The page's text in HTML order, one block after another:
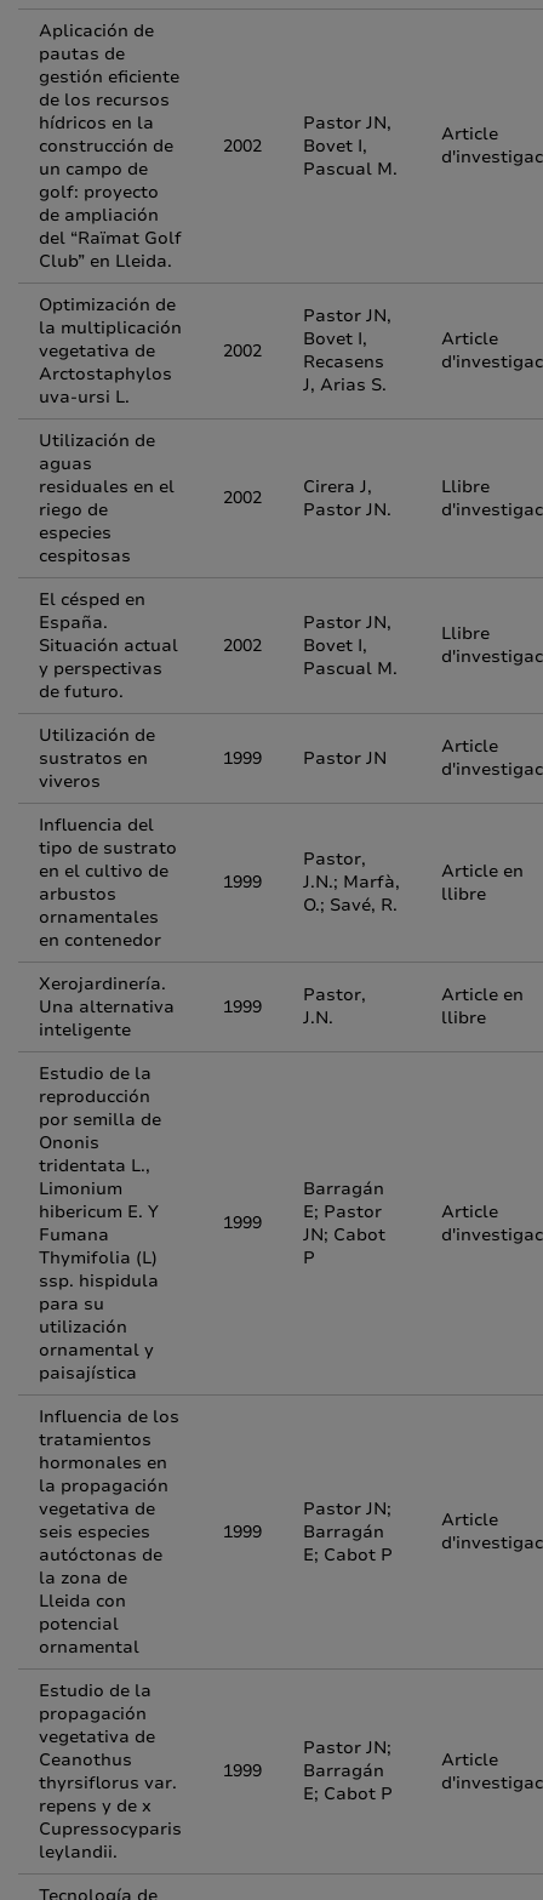
Aplicación de
pautas de
gestión eficiente
de los recursos
hídricos en la
construcción de
un campo de
golf: proyecto
de ampliación
del “Raïmat Golf
Club” en Lleida.
2002
Pastor JN,
Bovet I,
Pascual M.
Article
Optimización de
la multiplicación
vegetativa de
Arctostaphylos
uva-ursi L.
2002
Pastor JN,
Bovet I,
Recasens
J, Arias S.
Article
Utilización de
aguas
residuales en el
riego de
especies
cespitosas
2002
Cirera J,
Pastor JN.
Llibre
El césped en
España.
Situación actual
y perspectivas
de futuro.
2002
Pastor JN,
Bovet I,
Pascual M.
Llibre
Utilización de
sustratos en
viveros
1999 Pastor JN
Article
Influencia del
tipo de sustrato
en el cultivo de
arbustos
ornamentales
en contenedor
1999
Pastor,
J.N.; Marfà,
O.; Savé, R.
Article en
llibre
Xerojardinería.
Una alternativa
inteligente
1999
Pastor,
J.N.
Article en
llibre
Estudio de la
reproducción
por semilla de
Ononis
tridentata L.,
Limonium
hibericum E. Y
Fumana
Thymifolia (L)
ssp. hispidula
para su
utilización
ornamental y
paisajística
1999
Barragán
E; Pastor
JN; Cabot
P
Article
Influencia de los
tratamientos
hormonales en
la propagación
vegetativa de
seis especies
autóctonas de
la zona de
Lleida con
potencial
ornamental
1999
Pastor JN;
Barragán
E; Cabot P
Article
Estudio de la
propagación
vegetativa de
Ceanothus
thyrsiflorus var.
repens y de x
Cupressocyparis
leylandii.
1999
Pastor JN;
Barragán
E; Cabot P
Article